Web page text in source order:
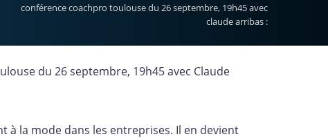
conférence coachpro toulouse du 26 septembre, 19h45 avec
claude arribas :
du 26 septembre, 19h45 avec Claude
la mode dans les entreprises. Il en devient